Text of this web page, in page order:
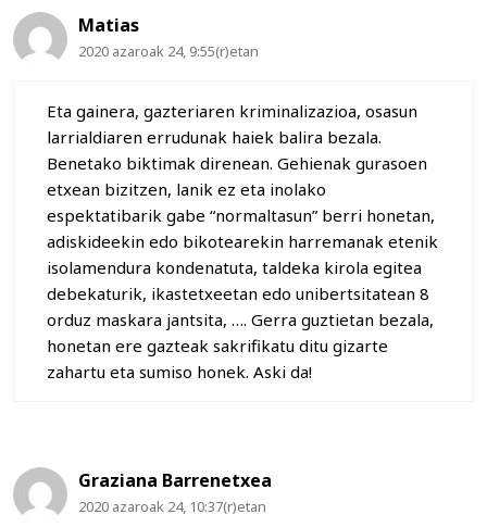
Matias
2020 azaroak 24, 9:55(r)etan
Eta gainera, gazteriaren kriminalizazioa, osasun
larrialdiaren errudunak haiek balira bezala.
Benetako biktimak direnean. Gehienak gurasoen
etxean bizitzen, lanik ez eta inolako
espektatibarik gabe “normaltasun” berri honetan,
adiskideekin edo bikotearekin harremanak etenik
isolamendura kondenatuta, taldeka kirola egitea
debekaturik, ikastetxeetan edo unibertsitatean 8
orduz maskara jantsita, …. Gerra guztietan bezala,
honetan ere gazteak sakrifikatu ditu gizarte
zahartu eta sumiso honek. Aski da!
Graziana Barrenetxea
2020 azaroak 24, 10:37(r)etan